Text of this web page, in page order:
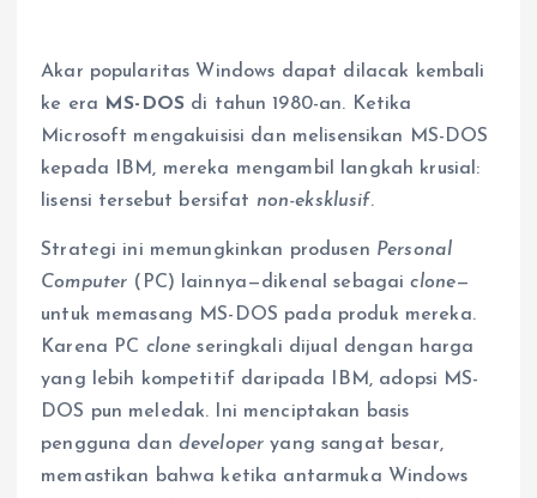
Akar popularitas Windows dapat dilacak kembali
ke era MS-DOSdi tahun 1980-an. Ketika
Microsoft mengakuisisi dan melisensikan MS-DOS
kepada IBM, mereka mengambil langkah krusial:
lisensi tersebut bersifat non-eksklusif.
Strategi ini memungkinkan produsen Personal
Computer (PC) lainnya—dikenal sebagaiclone—
untuk memasang MS-DOS pada produk mereka.
Karena PC clone seringkali dijual dengan harga
yang lebih kompetitif daripada IBM, adopsi MS-
DOS pun meledak. Ini menciptakan basis
pengguna dan developer yang sangat besar,
memastikan bahwa ketika antarmuka Windows